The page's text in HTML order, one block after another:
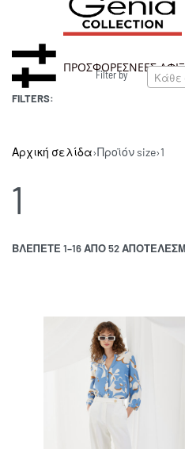
ΠΡΟΣΦΟΡΕΣΝΕΕΣ
FILTERS:
Filter by Κάθε
Αρχική σελίδα›Προϊόν size›1
1
ΒΛΈΠΕΤΕ 1–16 ΑΠΟ 52